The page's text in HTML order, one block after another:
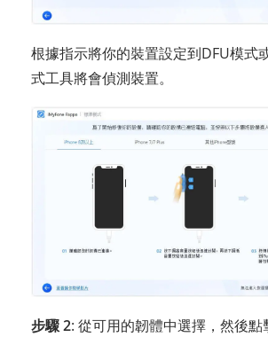
根據指示將你的裝置設定到DFU模式
式工具將會偵測裝置。
步驟 2: 從可用的韌體中選擇，然後